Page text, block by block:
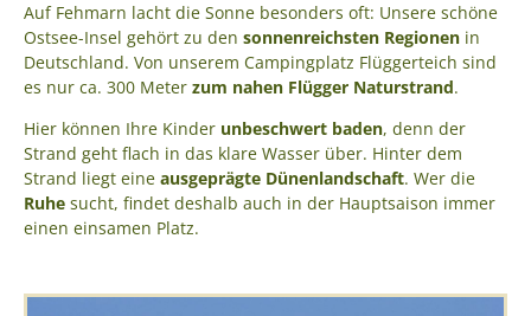
Auf Fehmarn lacht die Sonne besonders oft: Unsere schöne
Ostsee-Insel gehört zu den sonnenreichsten Regionen in
Deutschland. Von unserem Campingplatz Flüggerteich sind
es nur ca. 300 Meter zum nahen Flügger Naturstrand.
Hier können Ihre Kinder unbeschwert baden, denn der
Strand geht flach in das klare Wasser über. Hinter dem
Strand liegt eine ausgeprägte Dünenlandschaft. Wer die
Ruhe sucht, findet deshalb auch in der Hauptsaison immer
einen einsamen Platz.